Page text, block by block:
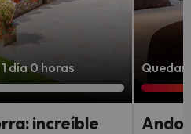
día 0 horas
increíble